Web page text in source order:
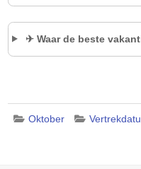
✈ Waar de beste
Oktober